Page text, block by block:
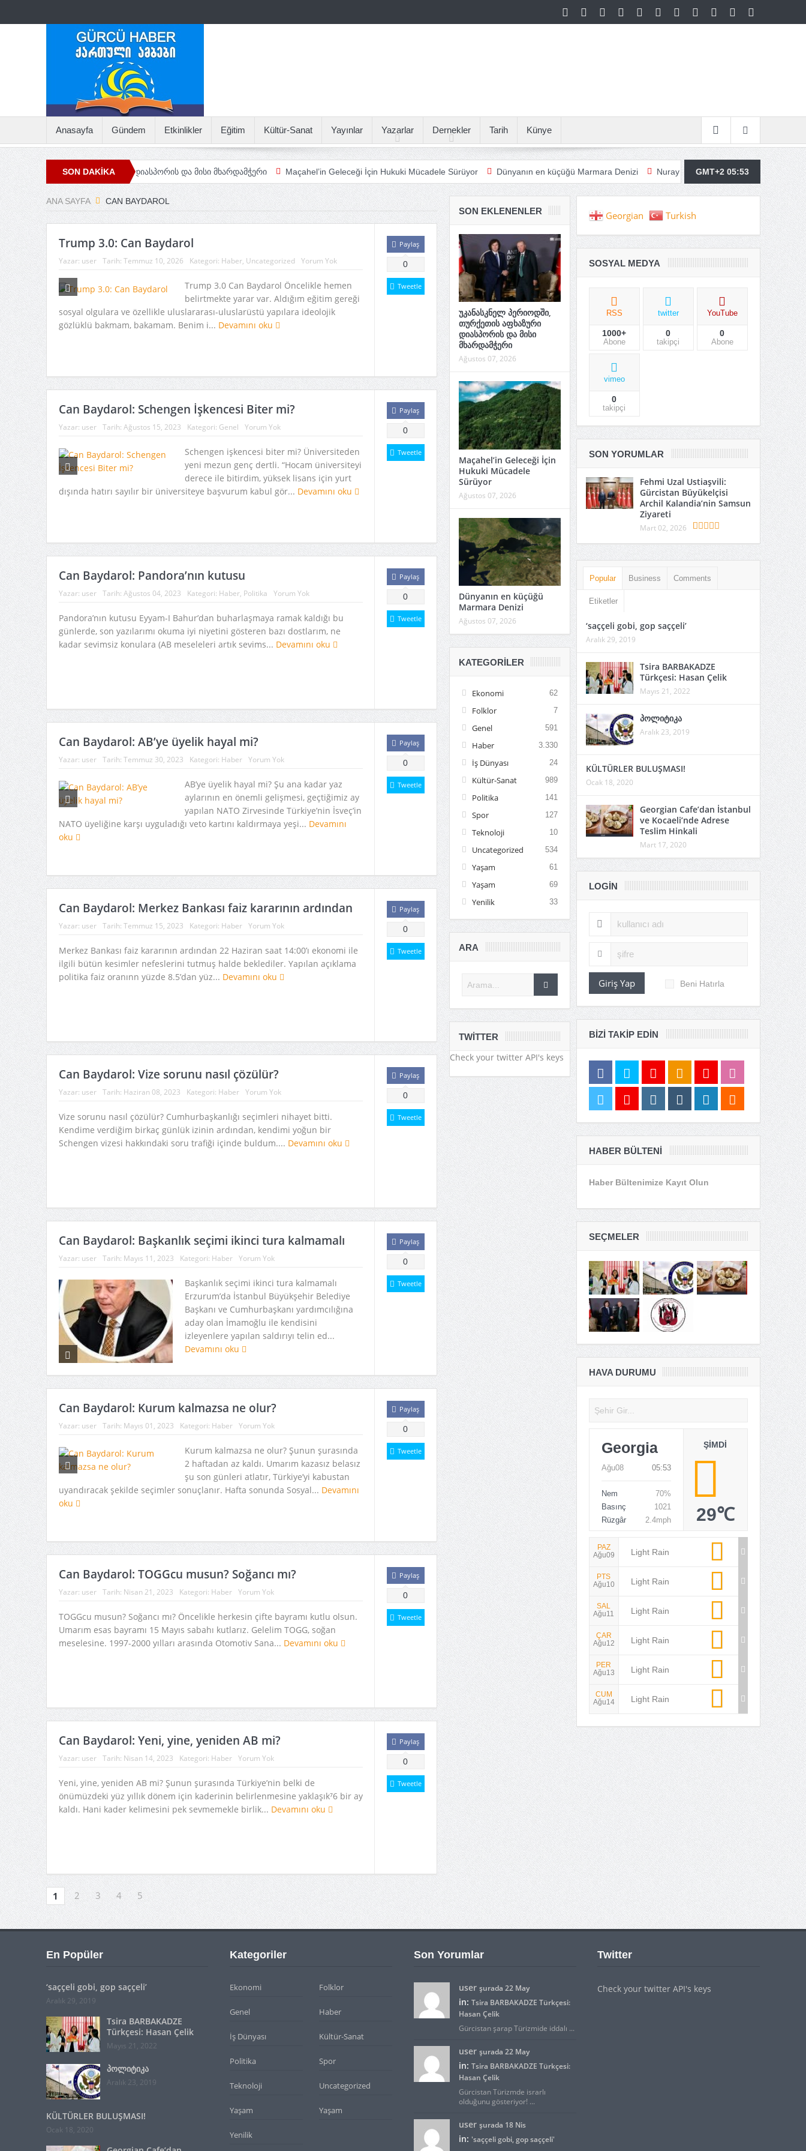
Anasayfa Gündem Etkinlikler Eğitim Kültür-Sanat Yayınlar Yazarlar Dernekler Tarih Künye
SON DAKİKA
თურქეთის აფხაზური დიასპორის და მისი მხარდამჭერი Maçahel’in Geleceği İçin Hukuki Mücadele Sürüyor Dünyanın en küçüğü Marmara Denizi Nuray Kanmazer: İNSANI ATAKTA TUTAN ŞEY
GMT+2 05:53
ANA SAYFA CAN BAYDAROL
Trump 3.0: Can Baydarol
Yazar: user Tarih: Temmuz 10, 2026 Kategori: Haber, Uncategorized Yorum Yok
Trump 3.0 Can Baydarol Öncelikle hemen
belirtmekte yarar var. Aldığım eğitim gereği
sosyal olgulara ve özellikle uluslararası-uluslarüstü yapılara ideolojik
gözlüklü bakmam, bakamam. Benim i... Devamını oku
Paylaş
0
Tweetle
Can Baydarol: Schengen İşkencesi Biter mi?
Yazar: user Tarih: Ağustos 15, 2023 Kategori: Genel Yorum Yok
Schengen işkencesi biter mi? Üniversiteden
yeni mezun genç dertli. “Hocam üniversiteyi
derece ile bitirdim, yüksek lisans için yurt
dışında hatırı sayılır bir üniversiteye başvurum kabul gör... Devamını oku
Paylaş
0
Tweetle
Can Baydarol: Pandora’nın kutusu
Yazar: user Tarih: Ağustos 04, 2023 Kategori: Haber, Politika Yorum Yok
Pandora’nın kutusu Eyyam-I Bahur’dan buharlaşmaya ramak kaldığı bu
günlerde, son yazılarımı okuma iyi niyetini gösteren bazı dostlarım, ne
kadar sevimsiz konulara (AB meseleleri artık sevims... Devamını oku
Paylaş
0
Tweetle
Can Baydarol: AB’ye üyelik hayal mi?
Yazar: user Tarih: Temmuz 30, 2023 Kategori: Haber Yorum Yok
AB’ye üyelik hayal mi? Şu ana kadar yaz
aylarının en önemli gelişmesi, geçtiğimiz ay
yapılan NATO Zirvesinde Türkiye’nin İsveç’in
NATO üyeliğine karşı uyguladığı veto kartını kaldırmaya yeşi... Devamını
oku
Paylaş
0
Tweetle
Can Baydarol: Merkez Bankası faiz kararının ardından
Yazar: user Tarih: Temmuz 15, 2023 Kategori: Haber Yorum Yok
Merkez Bankası faiz kararının ardından 22 Haziran saat 14:00’ı ekonomi ile
ilgili bütün kesimler nefeslerini tutmuş halde beklediler. Yapılan açıklama
politika faiz oranınn yüzde 8.5’dan yüz... Devamını oku
Paylaş
0
Tweetle
Can Baydarol: Vize sorunu nasıl çözülür?
Yazar: user Tarih: Haziran 08, 2023 Kategori: Haber Yorum Yok
Vize sorunu nasıl çözülür? Cumhurbaşkanlığı seçimleri nihayet bitti.
Kendime verdiğim birkaç günlük izinin ardından, kendimi yoğun bir
Schengen vizesi hakkındaki soru trafiği içinde buldum.... Devamını oku
Paylaş
0
Tweetle
Can Baydarol: Başkanlık seçimi ikinci tura kalmamalı
Yazar: user Tarih: Mayıs 11, 2023 Kategori: Haber Yorum Yok
Başkanlık seçimi ikinci tura kalmamalı
Erzurum’da İstanbul Büyükşehir Belediye
Başkanı ve Cumhurbaşkanı yardımcılığına
aday olan İmamoğlu ile kendisini
izleyenlere yapılan saldırıyı telin ed...
Devamını oku
Paylaş
0
Tweetle
Can Baydarol: Kurum kalmazsa ne olur?
Yazar: user Tarih: Mayıs 01, 2023 Kategori: Haber Yorum Yok
Kurum kalmazsa ne olur? Şunun şurasında
2 haftadan az kaldı. Umarım kazasız belasız
şu son günleri atlatır, Türkiye’yi kabustan
uyandıracak şekilde seçimler sonuçlanır. Hafta sonunda Sosyal... Devamını
oku
Paylaş
0
Tweetle
Can Baydarol: TOGGcu musun? Soğancı mı?
Yazar: user Tarih: Nisan 21, 2023 Kategori: Haber Yorum Yok
TOGGcu musun? Soğancı mı? Öncelikle herkesin çifte bayramı kutlu olsun.
Umarım esas bayramı 15 Mayıs sabahı kutlarız. Gelelim TOGG, soğan
meselesine. 1997-2000 yılları arasında Otomotiv Sana... Devamını oku
Paylaş
0
Tweetle
Can Baydarol: Yeni, yine, yeniden AB mi?
Yazar: user Tarih: Nisan 14, 2023 Kategori: Haber Yorum Yok
Yeni, yine, yeniden AB mi? Şunun şurasında Türkiye’nin belki de
önümüzdeki yüz yıllık dönem için kaderinin belirlenmesine yaklaşık⁷6 bir ay
kaldı. Hani kader kelimesini pek sevmemekle birlik... Devamını oku
Paylaş
0
Tweetle
1 2 3 4 5
SON EKLENENLER
უკანასკნელ პერიოდში,
თურქეთის აფხაზური
დიასპორის და მისი
მხარდამჭერი
Ağustos 07, 2026
Maçahel’in Geleceği İçin
Hukuki Mücadele
Sürüyor
Ağustos 07, 2026
Dünyanın en küçüğü
Marmara Denizi
Ağustos 07, 2026
KATEGORILER
Ekonomi 62
Folklor 7
Genel 591
Haber 3.330
İş Dünyası 24
Kültür-Sanat 989
Politika 141
Spor 127
Teknoloji 10
Uncategorized 534
Yaşam 61
Yaşam 69
Yenilik 33
ARA
TWITTER
Check your twitter API's keys
Georgian Turkish
SOSYAL MEDYA
RSS
1000+
Abone
twitter
0
takipçi
YouTube
0
Abone
vimeo
0
takipçi
SON YORUMLAR
Fehmi Uzal Ustiaşvili:
Gürcistan Büyükelçisi
Archil Kalandia’nin Samsun
Ziyareti
Mart 02, 2026
Popular Business Comments
Etiketler
‘saççeli gobi, gop saççeli’
Aralık 29, 2019
Tsira BARBAKADZE
Türkçesi: Hasan Çelik
Mayıs 21, 2022
პოლიტიკა
Aralık 23, 2019
KÜLTÜRLER BULUŞMASI!
Ocak 18, 2020
Georgian Cafe’dan İstanbul
ve Kocaeli’nde Adrese
Teslim Hinkali
Mart 17, 2020
LOGIN
Giriş Yap Beni Hatırla
BIZI TAKIP EDIN
HABER BÜLTENI
Haber Bültenimize Kayıt Olun
SEÇMELER
HAVA DURUMU
Georgia
Ağu08 05:53
Nem
70%
Basınç
1021
Rüzgâr
2.4mph
ŞIMDI
29℃
PAZ
Ağu09
Light Rain
PTS
Ağu10
Light Rain
SAL
Ağu11
Light Rain
ÇAR
Ağu12
Light Rain
PER
Ağu13
Light Rain
CUM
Ağu14
Light Rain
En Popüler
‘saççeli gobi, gop saççeli’
Aralık 29, 2019
Tsira BARBAKADZE
Türkçesi: Hasan Çelik
Mayıs 21, 2022
პოლიტიკა
Aralık 23, 2019
KÜLTÜRLER BULUŞMASI!
Ocak 18, 2020
Kategoriler
Ekonomi Folklor
Genel Haber
İş Dünyası Kültür-Sanat
Politika Spor
Teknoloji Uncategorized
Yaşam Yaşam
Yenilik
Son Yorumlar
user şurada 22 May
in: Tsira BARBAKADZE Türkçesi:
Hasan Çelik
Gürcistan şarap Türizmide iddalı ...
user şurada 22 May
in: Tsira BARBAKADZE Türkçesi:
Hasan Çelik
Gürcistan Türizmde israrlı
olduğunu gösteriyor! ...
user şurada 18 Nis
in: 'saççeli gobi, gop saççeli'
Twitter
Check your twitter API's keys